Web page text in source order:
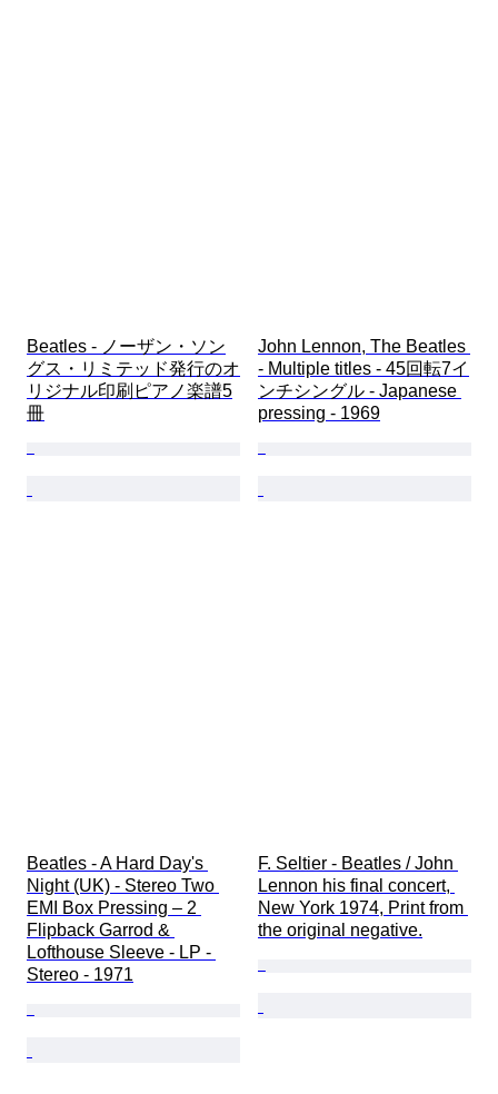
Beatles - ノーザン・ソン
グス・リミテッド発行のオ
リジナル印刷ピアノ楽譜5
冊
John Lennon, The Beatles
- Multiple titles - 45回転7イ
ンチシングル - Japanese
pressing - 1969
Beatles - A Hard Day's
Night (UK) - Stereo Two
EMI Box Pressing – 2
Flipback Garrod &
Lofthouse Sleeve - LP -
Stereo - 1971
F. Seltier - Beatles / John
Lennon his final concert,
New York 1974, Print from
the original negative.